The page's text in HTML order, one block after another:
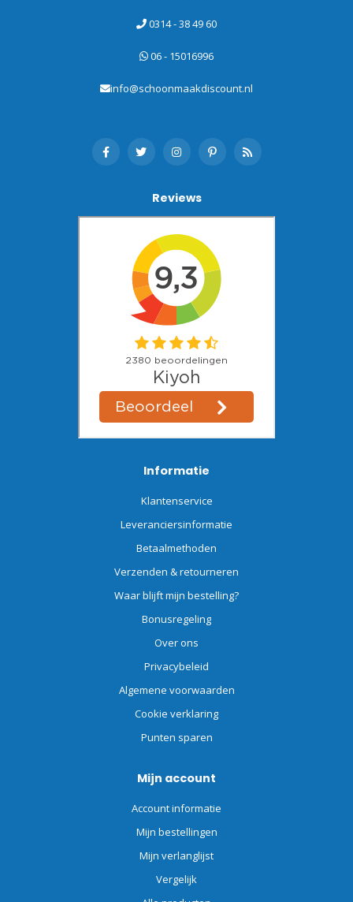
0314 - 38 49 60
06 - 15016996
info@schoonmaakdiscount.nl
Reviews
Informatie
Klantenservice
Leveranciersinformatie
Betaalmethoden
Verzenden & retourneren
Waar blijft mijn bestelling?
Bonusregeling
Over ons
Privacybeleid
Algemene voorwaarden
Cookie verklaring
Punten sparen
Mijn account
Account informatie
Mijn bestellingen
Mijn verlanglijst
Vergelijk